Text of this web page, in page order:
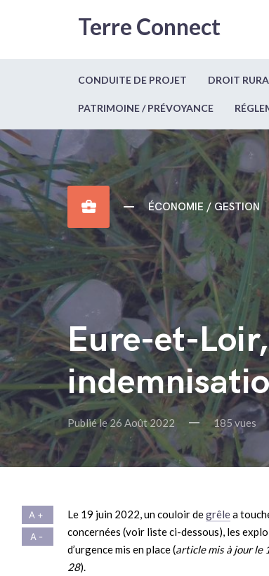
Terre Connect
CONDUITE DE PROJET DROIT
PATRIMOINE / PRÉVOYANCE
business_center ÉCONOMIE / GESTION
Eure-et-
Publié le 26 Août 2022 185 vues
Le 19 juin 2022, un couloir degrêlea
concernées (voir liste ci-dessous), les
d’urgence mis en place (article mis à jour le
28).